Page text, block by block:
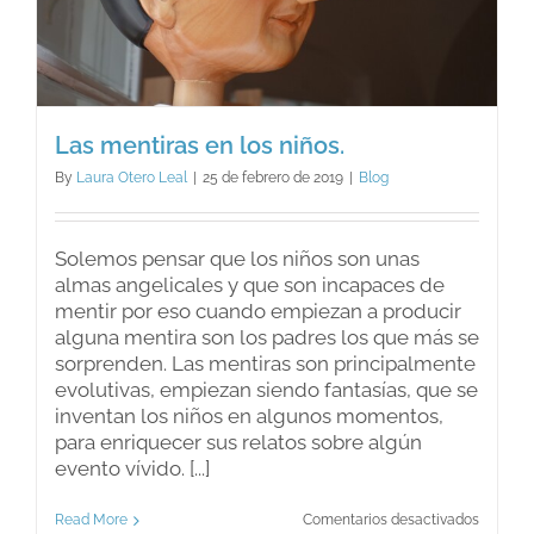
Las mentiras en los niños.
By Laura Otero Leal 25 de febrero de 2019 Blog
Solemos pensar que los niños son unas
almas angelicales y que son incapaces de
mentir por eso cuando empiezan a producir
alguna mentira son los padres los que más se
sorprenden. Las mentiras son principalmente
evolutivas, empiezan siendo fantasías, que se
inventan los niños en algunos momentos,
para enriquecer sus relatos sobre algún
evento vívido. [...]
Read More Comentarios desactivadosen